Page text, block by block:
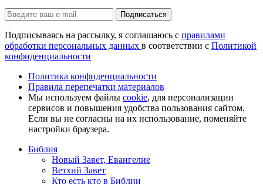
Подписаться
Подписываясь на рассылку, я соглашаюсь с правилами
обработки персональных данных в соответствии с Политикой
конфиденциальности
Политика конфиденциальности
Правила перепечатки материалов
Мы используем файлы cookie, для персонализации
сервисов и повышения удобства пользования сайтом.
Если вы не согласны на их использование, поменяйте
настройки браузера.
Библия
Новый Завет, Евангелие
Ветхий Завет
Кто есть кто в Библии